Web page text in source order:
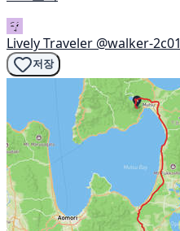
Lively Traveler @walker-
저장